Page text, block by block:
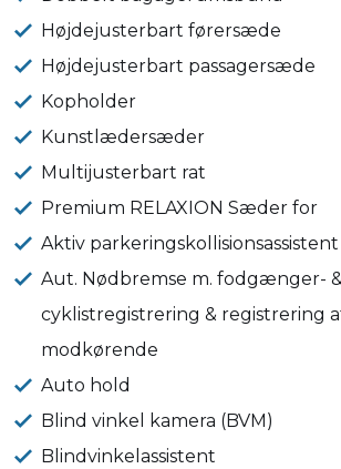
Højdejusterbart førersæde
Højdejusterbart passagersæde
Kopholder
Kunstlædersæder
Multijusterbart rat
Premium RELAXION Sæder for
Aktiv parkeringskollisionsassistent
Aut. Nødbremse m. fodgænger- &
cyklistregistrering & registrering
modkørende
Auto hold
Blind vinkel kamera (BVM)
Blindvinkelassistent